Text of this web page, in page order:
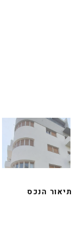
תיאור הנכס